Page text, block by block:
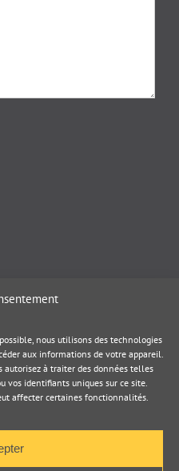
nous utilisons des technologies
aux informations de votre appareil.
autorisez à traiter des données telles
vos identifiants uniques sur ce site.
affecter certaines fonctionnalités.